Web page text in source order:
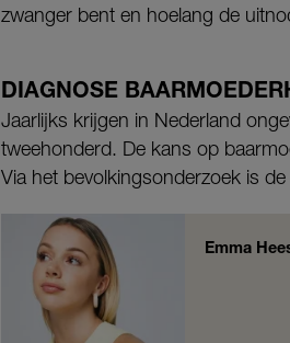
zwanger bent en hoelang de
DIAGNOSE
Jaarlijks krijgen in Nederland
tweehonderd. De kans op
Via het bevolkingsonderzoek is
Emma